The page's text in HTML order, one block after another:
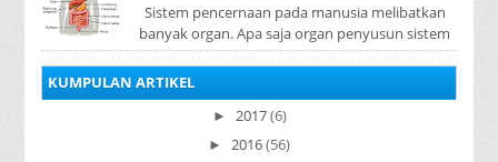
Sistem pencernaan pada manusia melibatkan
banyak organ. Apa saja organ penyusun sistem
pencernaan pada manusia ? Organ penyusun
KUMPULAN ARTIKEL
► 2017(6)
► 2016(56)